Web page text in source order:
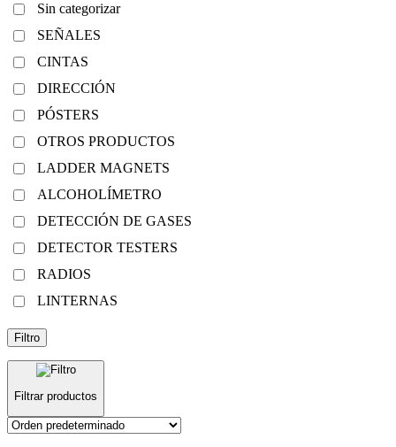
Sin categorizar
SEÑALES
CINTAS
DIRECCIÓN
PÓSTERS
OTROS PRODUCTOS
LADDER MAGNETS
ALCOHOLÍMETRO
DETECCIÓN DE GASES
DETECTOR TESTERS
RADIOS
LINTERNAS
Filtro
Filtrar productos